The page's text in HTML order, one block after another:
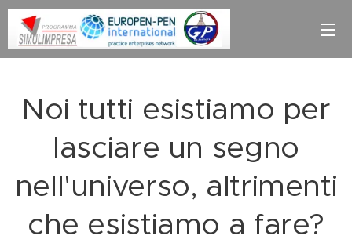
Noi tutti esistiamo per
lasciare un segno
nell'universo, altrimenti
che esistiamo a fare?